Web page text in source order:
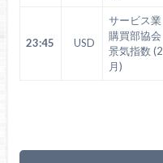
23:45 USD
サービス業
購買部協会
景気指数 (2
月)